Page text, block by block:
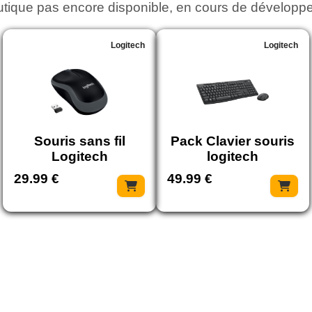
pas encore disponible, en cours de
Logitech
Souris sans fil
Logitech
29.99 €
Logitech
Pack Clavier souris
logitech
49.99 €